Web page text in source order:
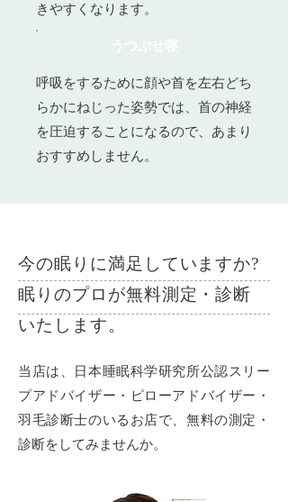
きやすくなります。
呼吸をするために顔や首を左右どち
らかにねじった姿勢では、首の神経
を圧迫することになるので、あまり
おすすめしません。
今の眠りに満足していますか?
眠りのプロが無料測定・診断
いたします。
当店は、日本睡眠科学研究所公認スリー
プアドバイザー・ピローアドバイザー・
羽毛診断士のいるお店で、無料の測定・
診断をしてみませんか。